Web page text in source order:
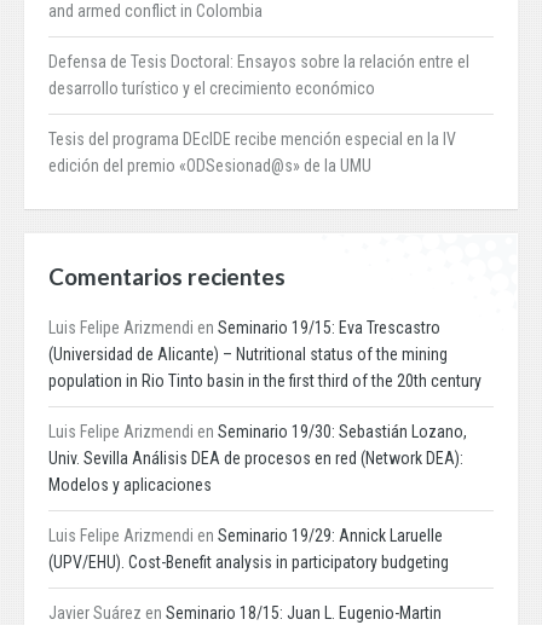
and armed conflict in Colombia
Defensa de Tesis Doctoral: Ensayos sobre la relación entre el
desarrollo turístico y el crecimiento económico
Tesis del programa DEcIDE recibe mención especial en la IV
edición del premio «ODSesionad@s» de la UMU
Comentarios recientes
Luis Felipe Arizmendi en Seminario 19/15: Eva Trescastro
(Universidad de Alicante) – Nutritional status of the mining
population in Rio Tinto basin in the first third of the 20th century
Luis Felipe Arizmendi en Seminario 19/30: Sebastián Lozano,
Univ. Sevilla Análisis DEA de procesos en red (Network DEA):
Modelos y aplicaciones
Luis Felipe Arizmendi en Seminario 19/29: Annick Laruelle
(UPV/EHU). Cost-Benefit analysis in participatory budgeting
Javier Suárez en Seminario 18/15: Juan L. Eugenio-Martin